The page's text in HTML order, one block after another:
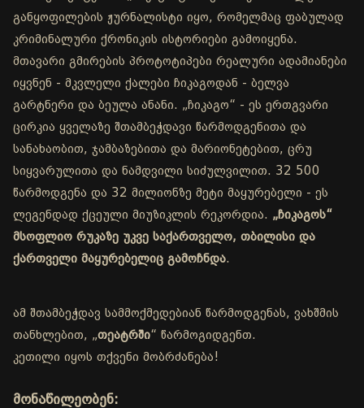
განყოფილების ჟურნალისტი იყო, რომელმაც ფაბულად
კრიმინალური ქრონიკის ისტორიები გამოიყენა.
მთავარი გმირების პროტოტიპები რეალური ადამიანები
იყვნენ - მკვლელი ქალები ჩიკაგოდან - ბელვა
გარტნერი და ბეულა ანანი. „ჩიკაგო“ - ეს ერთგვარი
ცირკია ყველაზე შთამბეჭდავი წარმოდგენითა და
სანახაობით, ჯამბაზებითა და მარიონეტებით, ცრუ
სიყვარულითა და ნამდვილი სიძულვილით. 32 500
წარმოდგენა და 32 მილიონზე მეტი მაყურებელი - ეს
ლეგენდად ქცეული მიუზიკლის რეკორდია. „ჩიკაგოს“
მსოფლიო რუკაზე უკვე საქართველო, თბილისი და
ქართველი მაყურებელიც გამოჩნდა.
ამ შთამბეჭდავ სამმოქმედებიან წარმოდგენას, ვახშმის
თანხლებით, „თეატრში“ წარმოგიდგენთ.
კეთილი იყოს თქვენი მობრძანება!
მონაწილეობენ: